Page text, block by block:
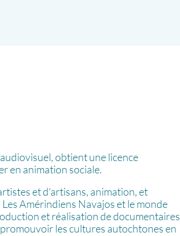
obtient une licence
en animation sociale.
et d'artisans, animation, et
Amérindiens Navajos et le monde
et réalisation de documentaires
les cultures autochtones en